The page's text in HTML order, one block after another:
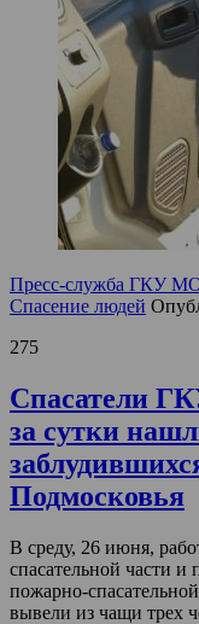
Пресс-служба ГКУ
Спасение людей
275
Спасатели
за сутки
Подмосковья
В среду, 26 июня,
спасательной части и
пожарно-
вывели из чащи трех